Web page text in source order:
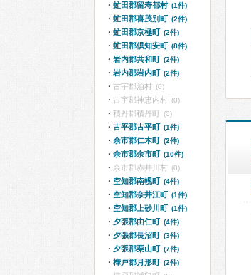
虻田郡留寿都村 (1件)
虻田郡喜茂別町 (2件)
虻田郡京極町 (2件)
虻田郡倶知安町 (8件)
岩内郡共和町 (2件)
岩内郡岩内町 (2件)
古宇郡泊村 (0)
古宇郡神恵内村 (0)
積丹郡積丹町 (0)
古平郡古平町 (1件)
余市郡仁木町 (2件)
余市郡余市町 (10件)
余市郡赤井川村 (0)
空知郡南幌町 (4件)
空知郡奈井江町 (1件)
空知郡上砂川町 (1件)
夕張郡由仁町 (4件)
夕張郡長沼町 (3件)
夕張郡栗山町 (7件)
樺戸郡月形町 (2件)